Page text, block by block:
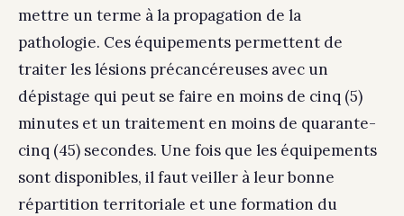
mettre un terme à la propagation de la
pathologie. Ces équipements permettent de
traiter les lésions précancéreuses avec un
dépistage qui peut se faire en moins de cinq (5)
minutes et un traitement en moins de quarante-
cinq (45) secondes. Une fois que les équipements
sont disponibles, il faut veiller à leur bonne
répartition territoriale et une formation du